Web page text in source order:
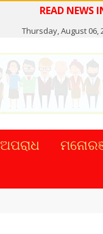
READ
Thursday, August 06,
ଅପରାଧ